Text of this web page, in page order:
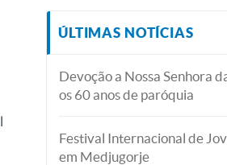
ÚLTIMAS NOTÍCIAS
Devoção a Nossa Senhora
os 60 anos de paróquia
Festival Internacional de
em Medjugorje